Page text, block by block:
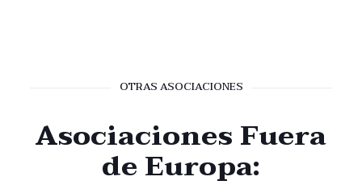
OTRAS ASOCIACIONES
Asociaciones Fuera
de Europa: